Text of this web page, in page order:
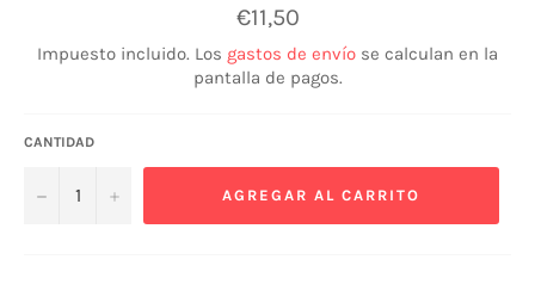
Precio
habitual
€11,50
Impuesto incluido. Los gastos de envío se calculan en la
pantalla de pagos.
CANTIDAD
− + AGREGAR AL CARRITO